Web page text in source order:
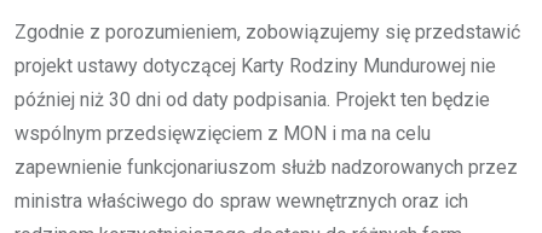
Zgodnie z porozumieniem, zobowiązujemy się przedstawić
projekt ustawy dotyczącej Karty Rodziny Mundurowej nie
później niż 30 dni od daty podpisania. Projekt ten będzie
wspólnym przedsięwzięciem z MON i ma na celu
zapewnienie funkcjonariuszom służb nadzorowanych przez
ministra właściwego do spraw wewnętrznych oraz ich